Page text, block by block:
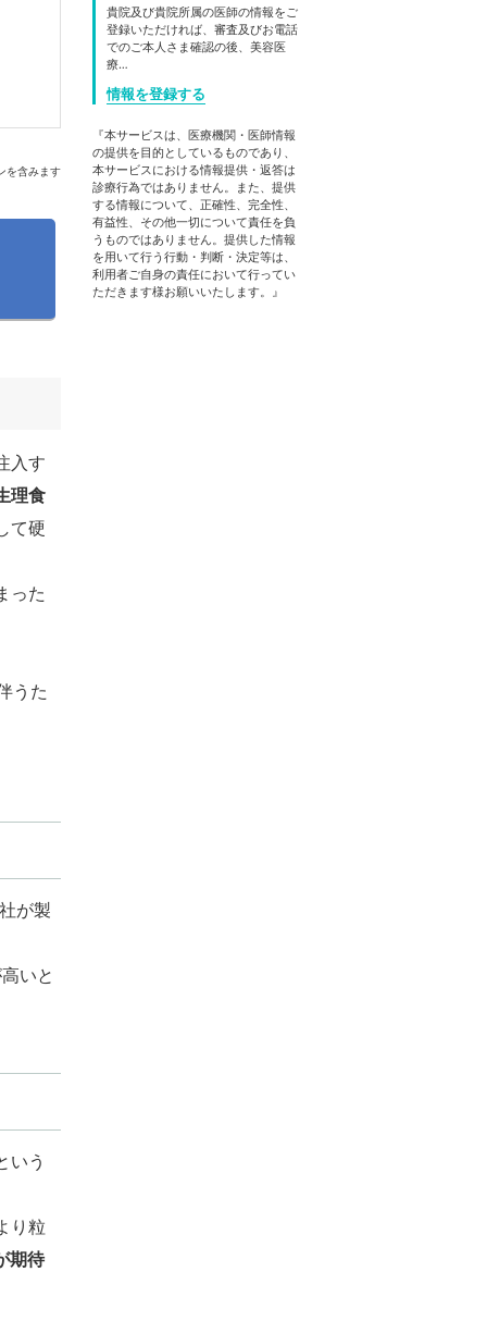
を含みます
入す
理食
て硬
った
うた
が製
いと
いう
り粒
期待
貴院及び貴院所属の医師の情報をご
登録いただければ、審査及びお電話
でのご本人さま確認の後、美容医
療…
情報を登録する
『本サービスは、医療機関・医師情報
の提供を目的としているものであり、
本サービスにおける情報提供・返答は
診療行為ではありません。また、提供
する情報について、正確性、完全性、
有益性、その他一切について責任を負
うものではありません。提供した情報
を用いて行う行動・判断・決定等は、
利用者ご自身の責任において行ってい
ただきます様お願いいたします。』